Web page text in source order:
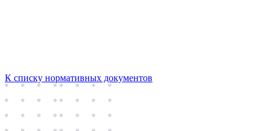
К списку нормативных документов